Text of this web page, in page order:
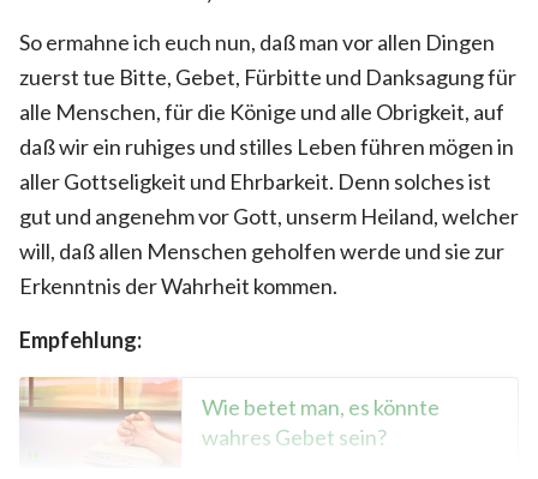
So ermahne ich euch nun, daß man vor allen Dingen
zuerst tue Bitte, Gebet, Fürbitte und Danksagung für
alle Menschen, für die Könige und alle Obrigkeit, auf
daß wir ein ruhiges und stilles Leben führen mögen in
aller Gottseligkeit und Ehrbarkeit. Denn solches ist
gut und angenehm vor Gott, unserm Heiland, welcher
will, daß allen Menschen geholfen werde und sie zur
Erkenntnis der Wahrheit kommen.
Empfehlung:
Wie betet man, es könnte
wahres Gebet sein?